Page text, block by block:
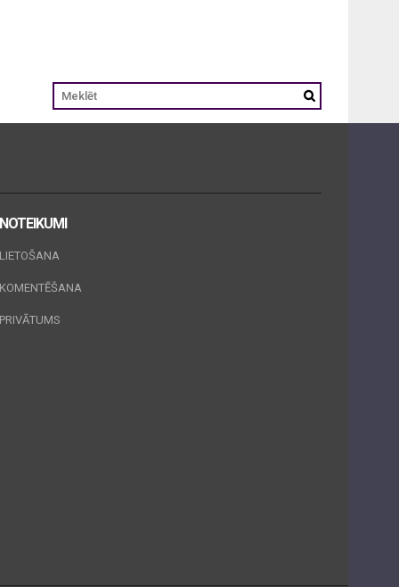
NOTEIKUMI
LIETOŠANA
KOMENTĒŠANA
PRIVĀTUMS